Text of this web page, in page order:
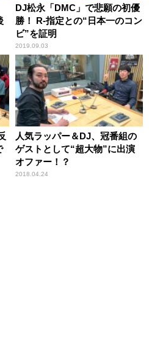
DJ松永「DMC」で悲願の初優
勝！ R-指定との“日本一のコン
ビ”を証明
2019.09.03
人気ラッパー＆DJ、冠番組の
ゲストとして“超大物”に出演
オファー！？
2018.04.24